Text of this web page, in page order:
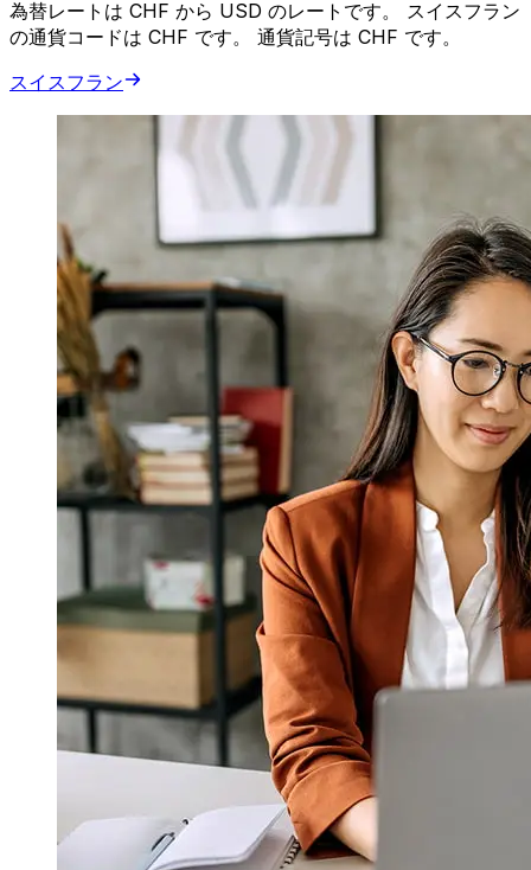
為替レートは CHF から USD のレートです。 スイスフラン
の通貨コードは CHF です。 通貨記号は CHF です。
スイスフラン